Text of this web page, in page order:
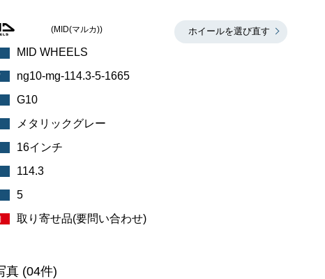
ホイールを選び直す
(MID(マルカ))
MID WHEELS
ng10-mg-114.3-5-1665
G10
メタリックグレー
16インチ
114.3
5
取り寄せ品(要問い合わせ)
真 (04件)